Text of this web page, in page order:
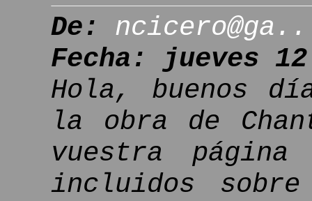
De:
Fecha: jueves
Hola, buenos
la obra de
vuestra
incluidos